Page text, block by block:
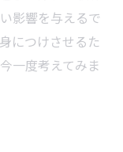
影響を与えるで
につけさせるた
一度考えてみま